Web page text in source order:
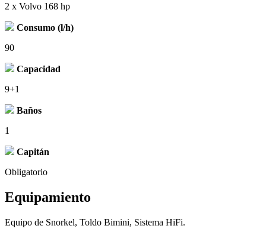
2 x Volvo 168 hp
Consumo (l/h)
90
Capacidad
9+1
Baños
1
Capitán
Obligatorio
Equipamiento
Equipo de Snorkel, Toldo Bimini, Sistema HiFi.